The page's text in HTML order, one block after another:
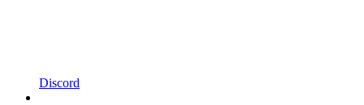
Discord